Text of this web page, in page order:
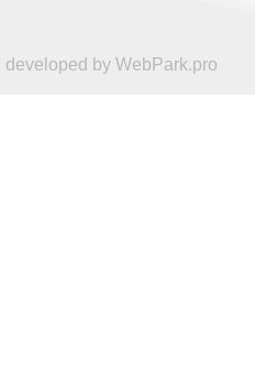
| developed by WebPark.pro